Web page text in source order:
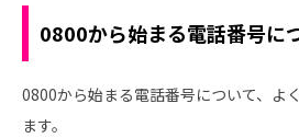
0800から始まる電話番号に
0800から始まる電話番号について、よ
ます。